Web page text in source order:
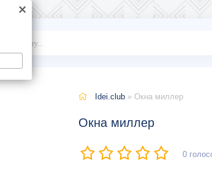
Idei.club » Окна миллер
Окна миллер
0